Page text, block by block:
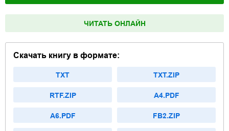
ЧИТАТЬ ОНЛАЙН
Скачать книгу в формате:
TXT TXT.ZIP
RTF.ZIP A4.PDF
A6.PDF FB2.ZIP